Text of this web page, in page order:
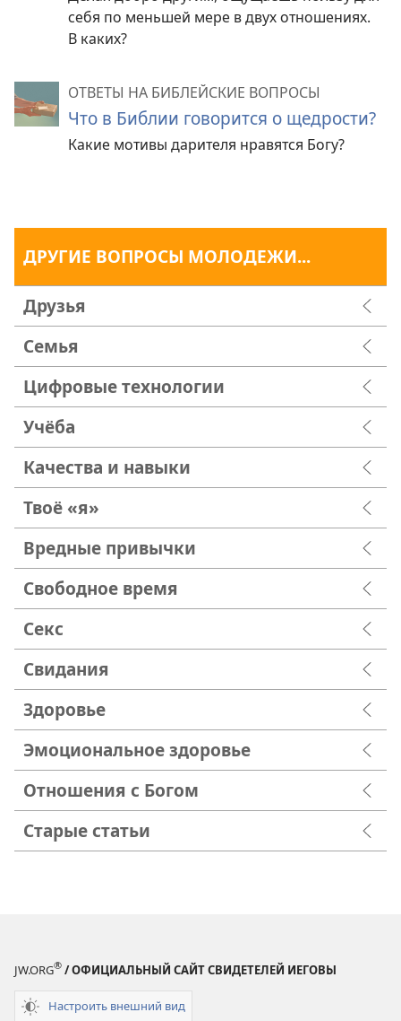
себя по меньшей мере в двух отношениях.
В каких?
ОТВЕТЫ НА БИБЛЕЙСКИЕ ВОПРОСЫ
Что в Библии говорится о щедрости?
Какие мотивы дарителя нравятся Богу?
ДРУГИЕ ВОПРОСЫ МОЛОДЕЖИ...
Друзья
Семья
Цифровые технологии
Учёба
Качества и навыки
Твоё «я»
Вредные привычки
Свободное время
Секс
Свидания
Здоровье
Эмоциональное здоровье
Отношения с Богом
Старые статьи
JW.ORG® / ОФИЦИАЛЬНЫЙ САЙТ СВИДЕТЕЛЕЙ ИЕГОВЫ
Настроить внешний вид